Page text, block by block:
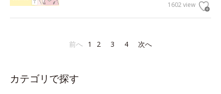
1602 view
前へ 1 2 3 4 次へ
カテゴリで探す